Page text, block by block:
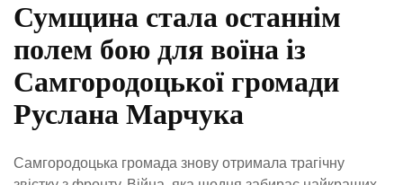
Сумщина стала останнім
полем бою для воїна із
Самгородоцької громади
Руслана Марчука
Самгородоцька громада знову отримала трагічну